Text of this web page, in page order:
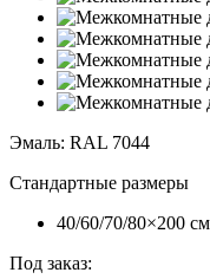
Эмаль: RAL 7044
Стандартные размеры
40/60/70/80×200 см
Под заказ: